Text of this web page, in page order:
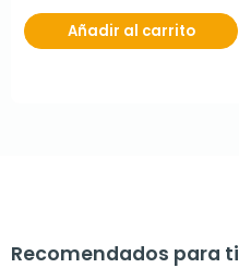
Añadir al carrito
Recomendados para ti